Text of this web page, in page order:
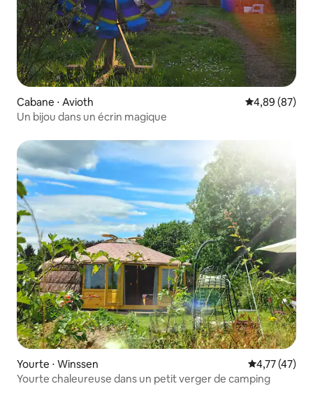
Cabane ⋅ Avioth Évaluation
4,89 (87)
Un bijou dans un écrin magique
Yourte ⋅ Winssen Évaluation
4,77 (47)
Yourte chaleureuse dans un petit verger de camping